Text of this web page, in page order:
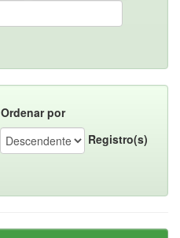
Ordenar por
Registro(s)